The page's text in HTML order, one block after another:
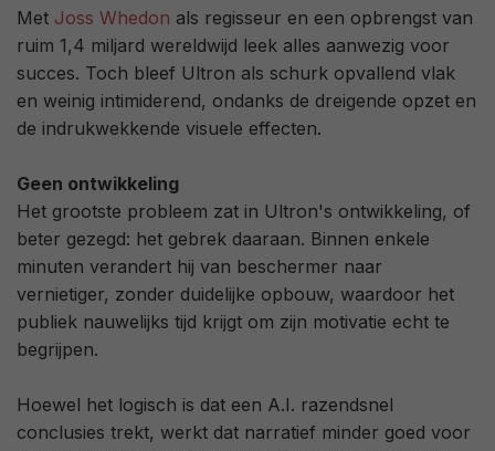
Met Joss Whedon als regisseur en een opbrengst van
ruim 1,4 miljard wereldwijd leek alles aanwezig voor
succes. Toch bleef Ultron als schurk opvallend vlak
en weinig intimiderend, ondanks de dreigende opzet en
de indrukwekkende visuele effecten.
Geen ontwikkeling
Het grootste probleem zat in Ultron's ontwikkeling, of
beter gezegd: het gebrek daaraan. Binnen enkele
minuten verandert hij van beschermer naar
vernietiger, zonder duidelijke opbouw, waardoor het
publiek nauwelijks tijd krijgt om zijn motivatie echt te
begrijpen.
Hoewel het logisch is dat een A.I. razendsnel
conclusies trekt, werkt dat narratief minder goed voor